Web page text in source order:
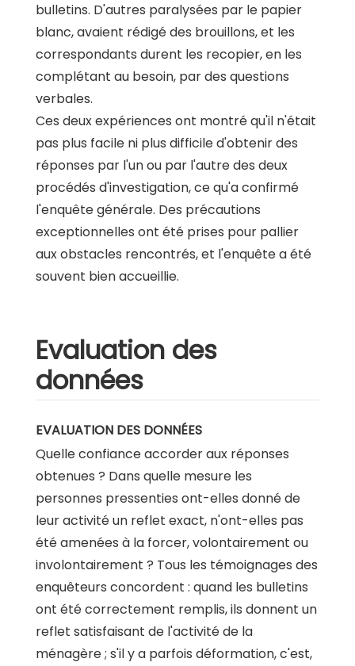
bulletins. D'autres paralysées par le papier
blanc, avaient rédigé des brouillons, et les
correspondants durent les recopier, en les
complétant au besoin, par des questions
verbales.
Ces deux expériences ont montré qu'il n'était
pas plus facile ni plus difficile d'obtenir des
réponses par l'un ou par l'autre des deux
procédés d'investigation, ce qu'a confirmé
l'enquête générale. Des précautions
exceptionnelles ont été prises pour pallier
aux obstacles rencontrés, et l'enquête a été
souvent bien accueillie.
Evaluation des
données
EVALUATION DES DONNÉES
Quelle confiance accorder aux réponses
obtenues ? Dans quelle mesure les
personnes pressenties ont-elles donné de
leur activité un reflet exact, n'ont-elles pas
été amenées à la forcer, volontairement ou
involontairement ? Tous les témoignages des
enquêteurs concordent : quand les bulletins
ont été correctement remplis, ils donnent un
reflet satisfaisant de l'activité de la
ménagère ; s'il y a parfois déformation, c'est,